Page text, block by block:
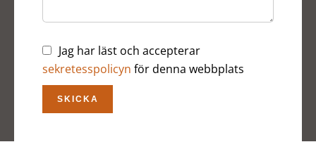
Jag har läst och accepterar
sekretesspolicyn för denna webbplats
SKICKA